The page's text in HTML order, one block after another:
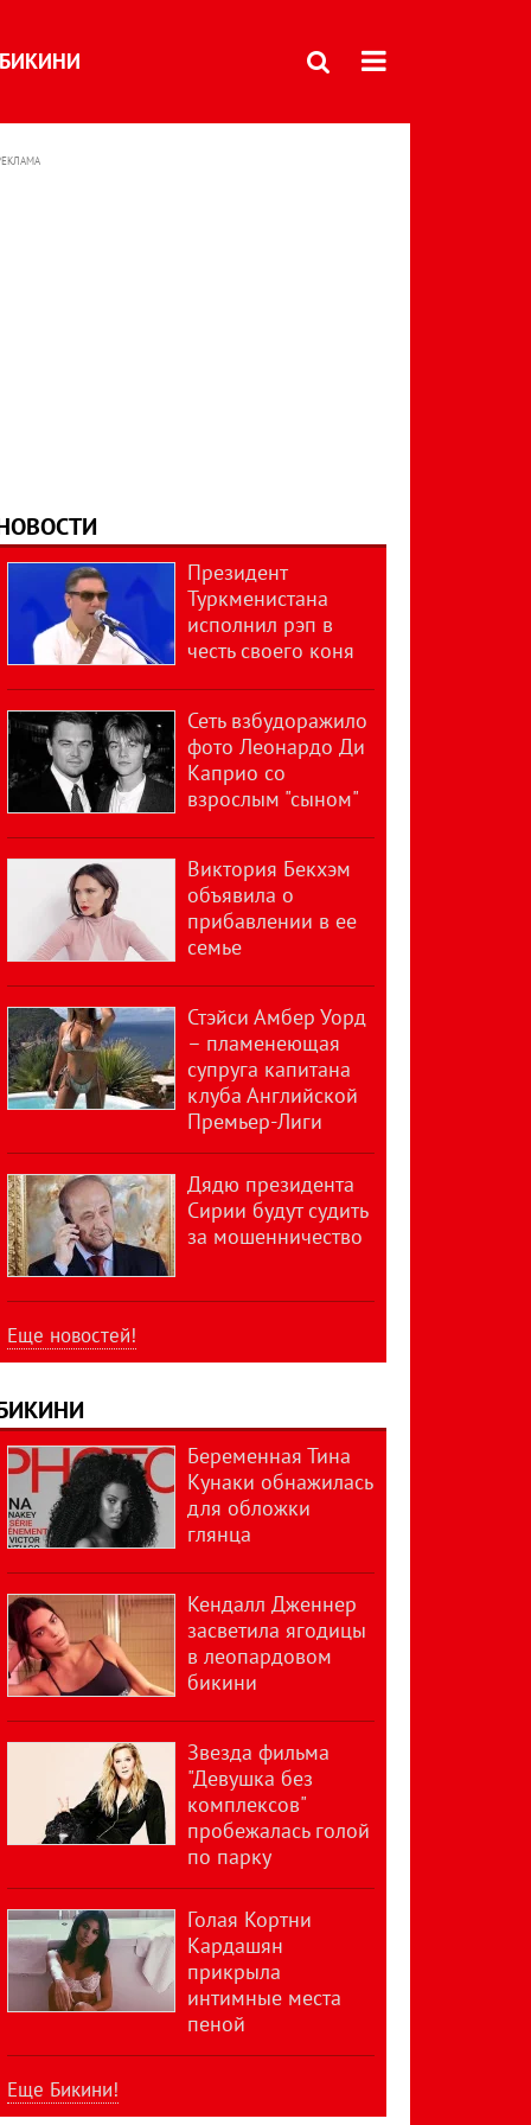
БИКИНИ
Президент
Туркменистана
исполнил рэп в
честь своего коня
Сеть взбудоражило
фото Леонардо Ди
Каприо со
взрослым "сыном"
Виктория Бекхэм
объявила о
прибавлении в ее
семье
Стэйси Амбер Уорд
– пламенеющая
супруга капитана
клуба Английской
Премьер-Лиги
Дядю президента
Сирии будут судить
за мошенничество
Еще новостей!
Беременная Тина
Кунаки обнажилась
для обложки
глянца
Кендалл Дженнер
засветила ягодицы
в леопардовом
бикини
Звезда фильма
"Девушка без
комплексов"
пробежалась голой
по парку
Голая Кортни
Кардашян
прикрыла
интимные места
пеной
Еще Бикини!